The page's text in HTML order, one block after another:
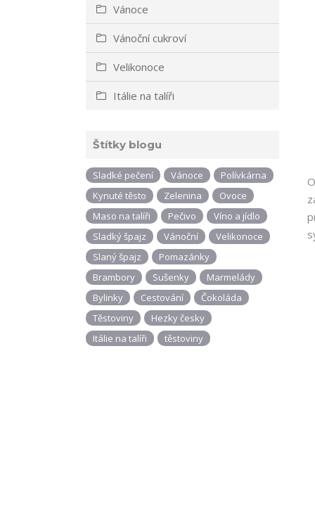
Vánoce
Vánoční cukroví
Velikonoce
Itálie na talíři
Štítky blogu
Sladké pečení Vánoce
Polívkárna
Kynuté těsto
Zelenina
Ovoce
Maso na talíři
Pečivo
Víno a jídlo
Sladký špajz
Vánoční
Velikonoce
Slaný špajz
Pomazánky
Brambory
Sušenky
Marmelády
Bylinky
Cestování
Čokoláda
Těstoviny
Hezky česky
Itálie na talíři
těstoviny